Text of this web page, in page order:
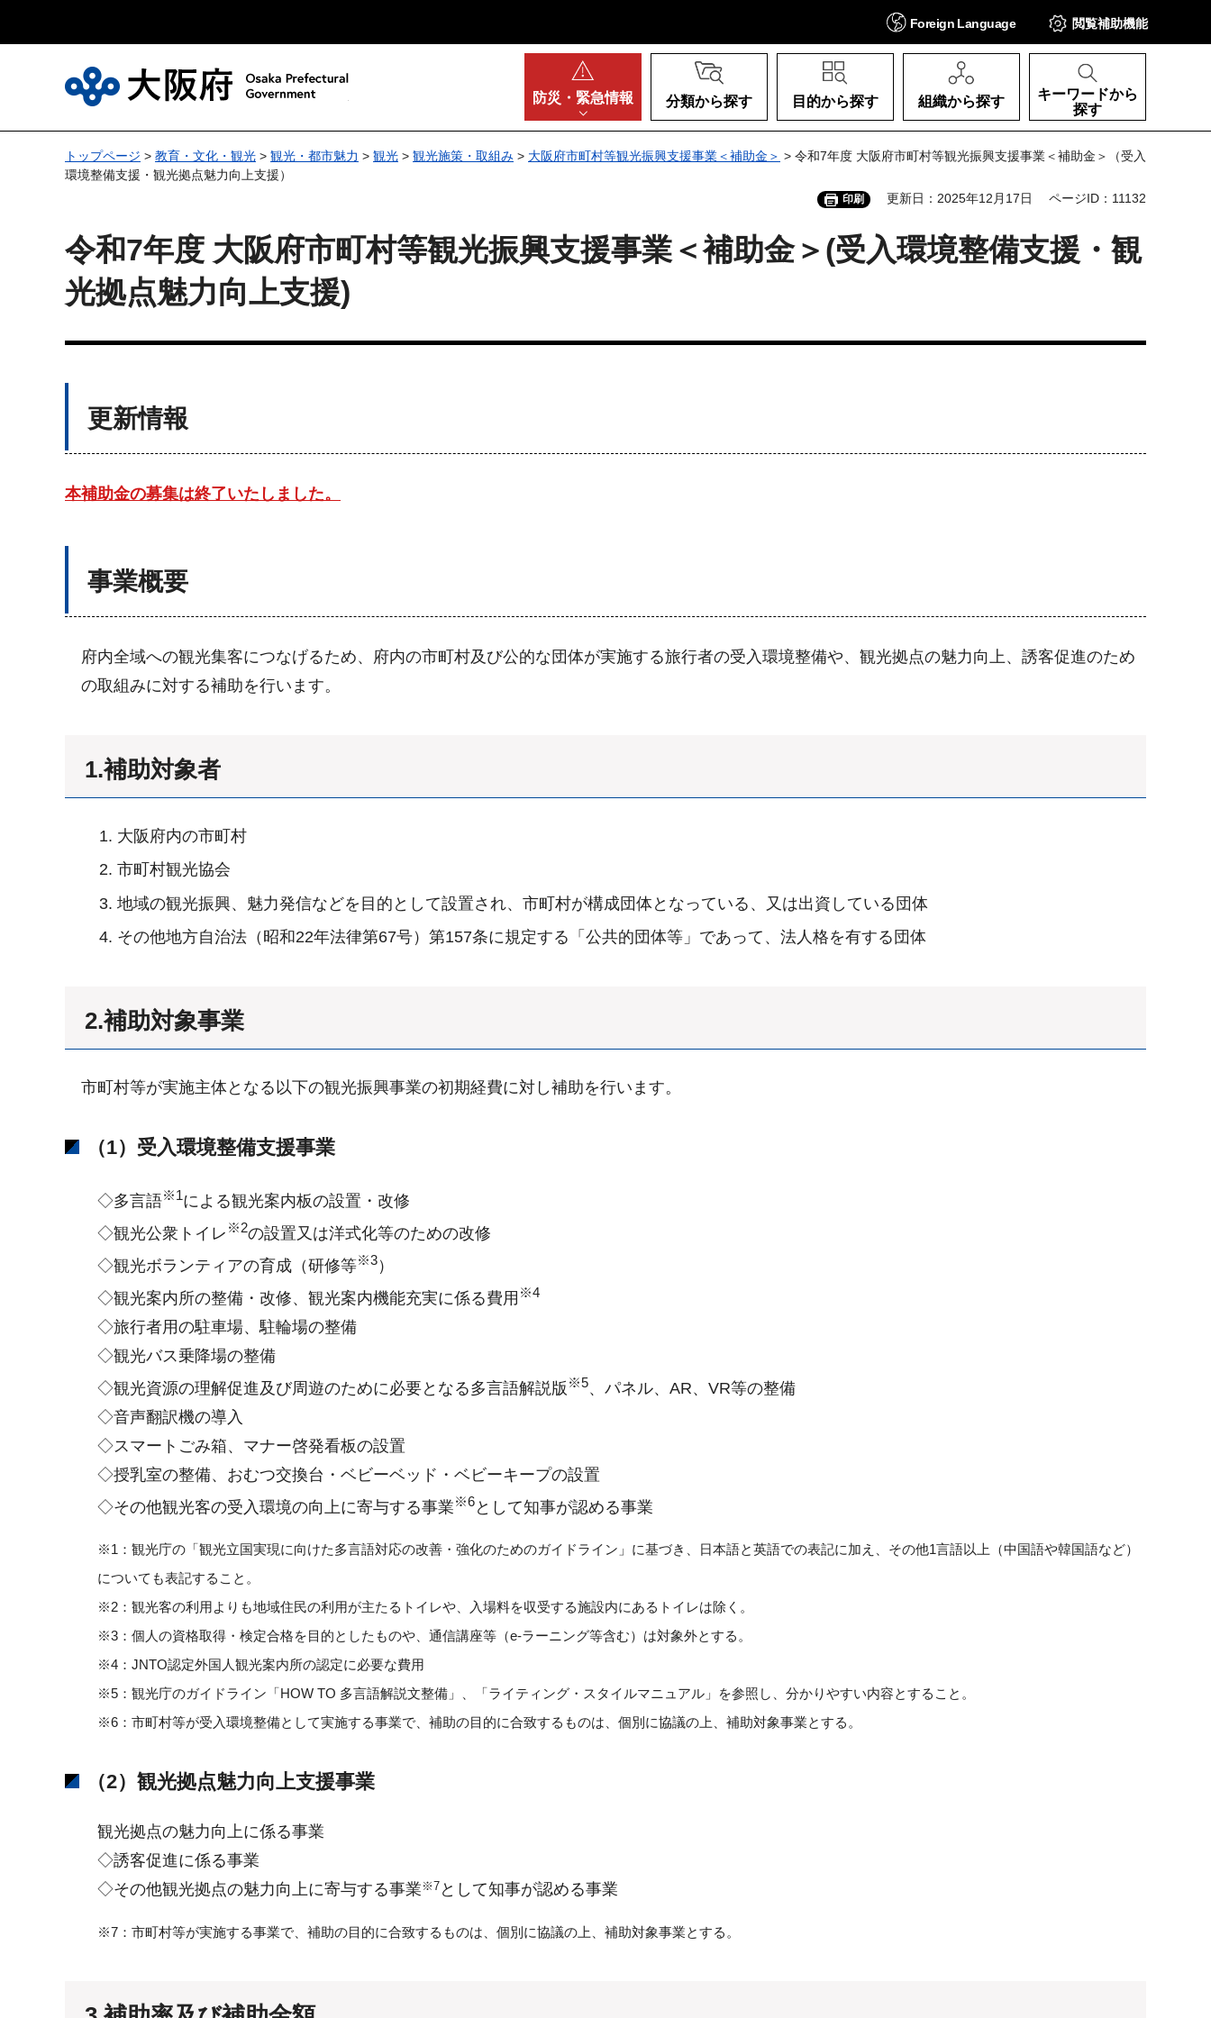
Foreign Language 閲覧補助機能
防災・ 緊急情報 分類から探す 目的から探す 組織から探す
キーワードから
探す
トップページ > 教育・文化・観光 > 観光・都市魅力 > 観光 > 観光施策・取組み > 大阪府市町村等観光振興支援事業＜補助金＞ > 令和7年度 大阪府市町村等観光振興支援事業＜補助金＞（受入
環境整備支援・観光拠点魅力向上支援）
印刷 更新日：2025年12月17日 ページID：11132
令和7年度 大阪府市町村等観光振興支援事業＜補助金＞(受入環境整備支援・観
光拠点魅力向上支援)
更新情報
本補助金の募集は終了いたしました。
事業概要
府内全域への観光集客につなげるため、府内の市町村及び公的な団体が実施する旅行者の受入環境整備や、観光拠点の魅力向上、誘客促進のため
の取組みに対する補助を行います。
1.補助対象者
大阪府内の市町村
市町村観光協会
地域の観光振興、魅力発信などを目的として設置され、市町村が構成団体となっている、又は出資している団体
その他地方自治法（昭和22年法律第67号）第157条に規定する「公共的団体等」であって、法人格を有する団体
2.補助対象事業
市町村等が実施主体となる以下の観光振興事業の初期経費に対し補助を行います。
（1）受入環境整備支援事業
◇多言語※1による観光案内板の設置・改修
◇観光公衆トイレ ※2の設置又は洋式化等のための改修
◇観光ボランティアの育成（研修等※3）
◇観光案内所の整備・改修、観光案内機能充実に係る費用 ※4
◇旅行者用の駐車場、駐輪場の整備
◇観光バス乗降場の整備
◇観光資源の理解促進及び周遊のために必要となる多言語解説版 ※5、パネル、AR、VR等の整備
◇音声翻訳機の導入
◇スマートごみ箱、マナー啓発看板の設置
◇授乳室の整備、おむつ交換台・ベビーベッド・ベビーキープの設置
◇その他観光客の受入環境の向上に寄与する事業※6として知事が認める事業
※1：観光庁の「観光立国実現に向けた多言語対応の改善・強化のためのガイドライン」に基づき、日本語と英語での表記に加え、その他1言語以上（中国語や韓国語など）
についても表記すること。
※2：観光客の利用よりも地域住民の利用が主たるトイレや、入場料を収受する施設内にあるトイレは除く。
※3：個人の資格取得・検定合格を目的としたものや、通信講座等（e-ラーニング等含む）は対象外とする。
※4：JNTO認定外国人観光案内所の認定に必要な費用
※5：観光庁のガイドライン「HOW TO 多言語解説文整備」、「ライティング・スタイルマニュアル」を参照し、分かりやすい内容とすること。
※6：市町村等が受入環境整備として実施する事業で、補助の目的に合致するものは、個別に協議の上、補助対象事業とする。
（2）観光拠点魅力向上支援事業
観光拠点の魅力向上に係る事業
◇誘客促進に係る事業
◇その他観光拠点の魅力向上に寄与する事業 ※7 として知事が認める事業
※7：市町村等が実施する事業で、補助の目的に合致するものは、個別に協議の上、補助対象事業とする。